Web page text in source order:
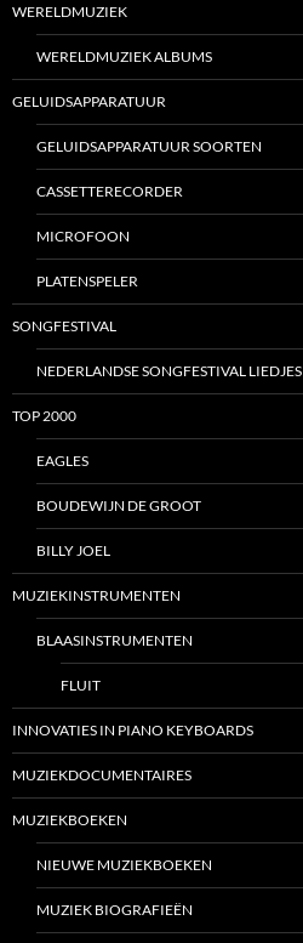
WERELDMUZIEK
WERELDMUZIEK ALBUMS
GELUIDSAPPARATUUR
GELUIDSAPPARATUUR SOORTEN
CASSETTERECORDER
MICROFOON
PLATENSPELER
SONGFESTIVAL
NEDERLANDSE SONGFESTIVAL LIEDJES
TOP 2000
EAGLES
BOUDEWIJN DE GROOT
BILLY JOEL
MUZIEKINSTRUMENTEN
BLAASINSTRUMENTEN
FLUIT
INNOVATIES IN PIANO KEYBOARDS
MUZIEKDOCUMENTAIRES
MUZIEKBOEKEN
NIEUWE MUZIEKBOEKEN
MUZIEK BIOGRAFIEËN